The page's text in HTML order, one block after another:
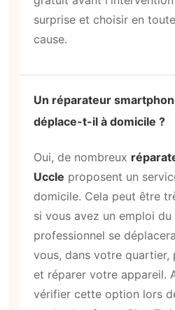
surprise et choisir en
cause.
Un réparateur
déplace-t-il à domicile ?
Oui, de nombreux
Uccle proposent un
domicile. Cela peut être
si vous avez un emploi
professionnel se
vous, dans votre quartier,
et réparer votre appareil.
vérifier cette option lors